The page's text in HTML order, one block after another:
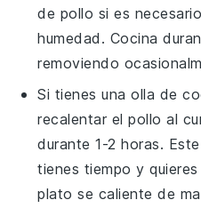
de pollo si es
humedad. Cocina
removiendo
Si tienes una olla de
recalentar elpollo al
durante 1-2 horas.
tienes tiempo y
plato se caliente de